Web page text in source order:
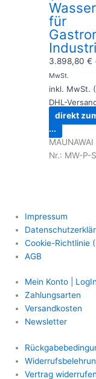
für
3.898,80€
MwSt.
inkl. MwSt.
DHL-
direkt
...
Nr.: MW-P-
Impressum
Cookie-Richtlinie
AGB
Mein Konto | LogIn
Zahlungsarten
Versandkosten
Newsletter
Vertrag widerrufen